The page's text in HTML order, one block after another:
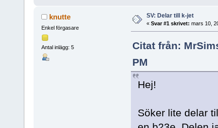
knutte
Enkel förgasare
Antal inlägg: 5
SV: Delar till k-jet
« Svar #1 skrivet: mars 10,
Citat från:
PM
Hej!
Söker lite delar